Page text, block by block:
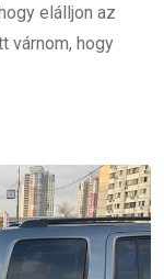
elálljon az
várnom, hogy